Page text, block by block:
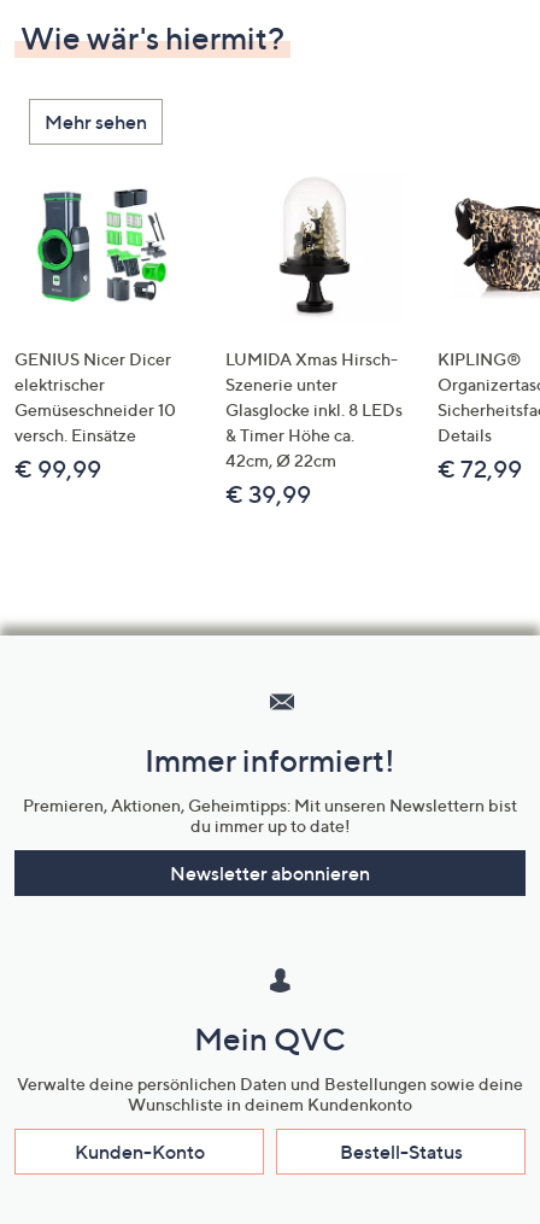
Wie wär's hiermit?
Mehr sehen
GENIUS Nicer Dicer
elektrischer
Gemüseschneider 10
versch. Einsätze
€ 99,99
LUMIDA Xmas Hirsch-
Szenerie unter
Glasglocke inkl. 8 LEDs
& Timer Höhe ca.
42cm, Ø 22cm
€ 39,99
KIPLING®
Details
€ 72,99
Unternehmensinformationen
Immer informiert!
Premieren, Aktionen, Geheimtipps: Mit unseren Newslettern bist
du immer up to date!
Newsletter abonnieren
Mein QVC
Verwalte deine persönlichen Daten und Bestellungen sowie deine
Wunschliste in deinem Kundenkonto
Kunden-Konto Bestell-Status